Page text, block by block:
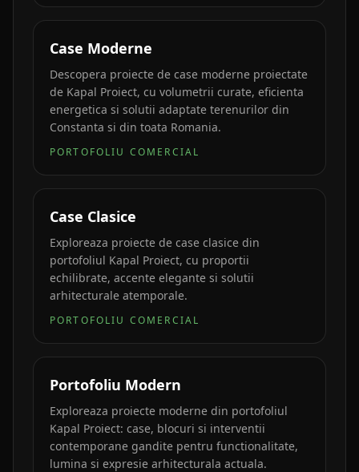
Case Moderne
Descopera proiecte de case moderne proiectate
de Kapal Proiect, cu volumetrii curate, eficienta
energetica si solutii adaptate terenurilor din
Constanta si din toata Romania.
PORTOFOLIU COMERCIAL
Case Clasice
Exploreaza proiecte de case clasice din
portofoliul Kapal Proiect, cu proportii
echilibrate, accente elegante si solutii
arhitecturale atemporale.
PORTOFOLIU COMERCIAL
Portofoliu Modern
Exploreaza proiecte moderne din portofoliul
Kapal Proiect: case, blocuri si interventii
contemporane gandite pentru functionalitate,
lumina si expresie arhitecturala actuala.